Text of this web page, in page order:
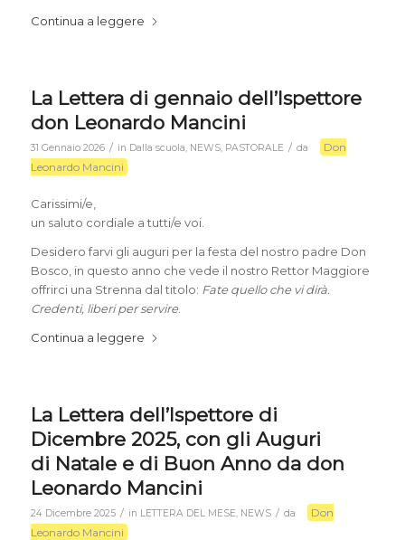
Continua a leggere
La Lettera di gennaio dell’Ispettore
don Leonardo Mancini
31 Gennaio 2026 / in Dalla scuola NEWS, PASTORALE / da
Don
Leonardo Mancini
Carissimi/e,
un saluto cordiale a tutti/e voi.
Desidero farvi gli auguri per la festa del nostro padre Don
Bosco, in questo anno che vede il nostro Rettor Maggiore
offrirci una Strenna dal titolo: Fate quello che vi dirà.
Credenti, liberi per servire.
Continua a leggere
La Lettera dell’Ispettore di
Dicembre 2025, con gli Auguri
di Natale e di Buon Anno da don
Leonardo Mancini
24 Dicembre 2025 / in LETTERA DEL MESE, NEWS / da
Don
Leonardo Mancini